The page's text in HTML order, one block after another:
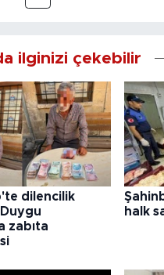
ilginizi çekebilir
dilencilik
zabıta
halk